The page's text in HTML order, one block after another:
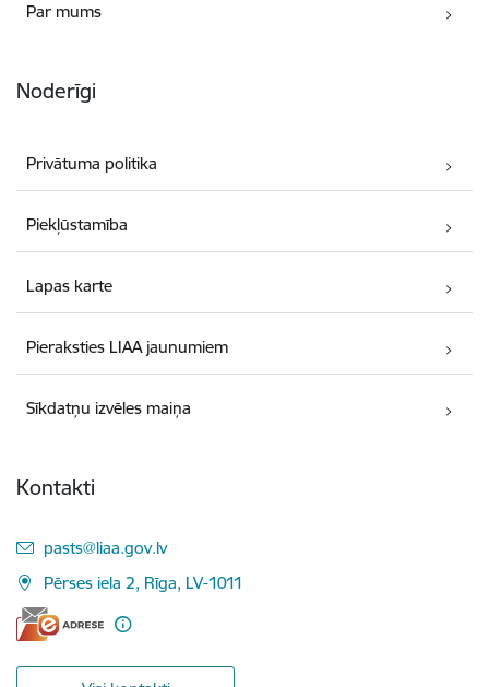
Par mums
Noderīgi
Privātuma politika
Piekļūstamība
Lapas karte
Pieraksties LIAA jaunumiem
Sīkdatņu izvēles maiņa
Kontakti
E-pasts:
pasts@liaa.gov.lv
Pērses iela 2, Rīga, LV-1011